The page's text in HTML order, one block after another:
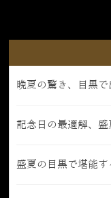
晩夏の驚き、目黒
記念日の最適解、
盛夏の目黒で堪能